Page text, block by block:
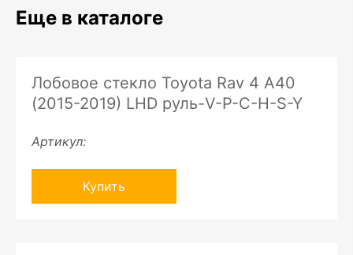
Еще в каталоге
Лобовое стекло Toyota Rav 4 A40
(2015-2019) LHD руль-V-P-C-H-S-Y
Артикул:
Купить